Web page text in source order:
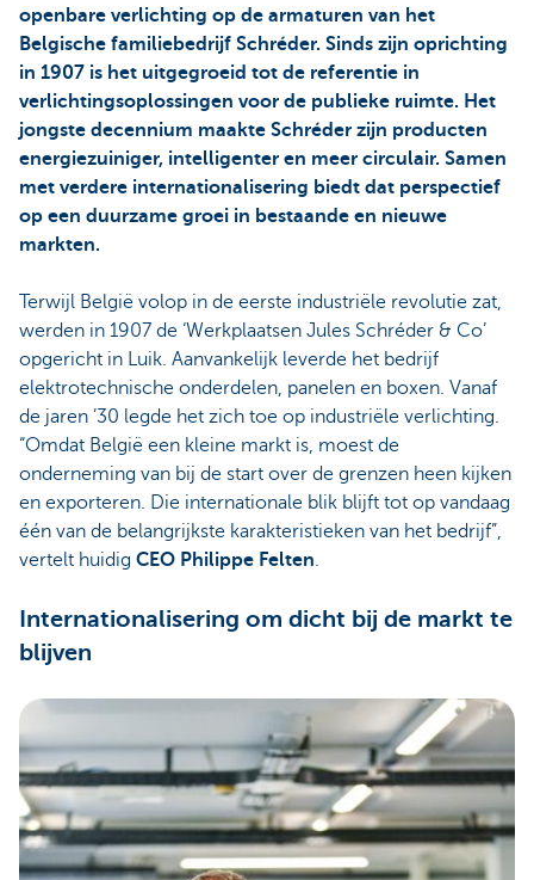
openbare verlichting op de armaturen van het
Belgische familiebedrijf Schréder. Sinds zijn oprichting
in 1907 is het uitgegroeid tot de referentie in
verlichtingsoplossingen voor de publieke ruimte. Het
jongste decennium maakte Schréder zijn producten
energiezuiniger, intelligenter en meer circulair. Samen
met verdere internationalisering biedt dat perspectief
op een duurzame groei in bestaande en nieuwe
markten.
Terwijl België volop in de eerste industriële revolutie zat,
werden in 1907 de ‘Werkplaatsen Jules Schréder & Co’
opgericht in Luik. Aanvankelijk leverde het bedrijf
elektrotechnische onderdelen, panelen en boxen. Vanaf
de jaren ’30 legde het zich toe op industriële verlichting.
“Omdat België een kleine markt is, moest de
onderneming van bij de start over de grenzen heen kijken
en exporteren. Die internationale blik blijft tot op vandaag
één van de belangrijkste karakteristieken van het bedrijf”,
vertelt huidig CEO Philippe Felten.
Internationalisering om dicht bij de markt te
blijven